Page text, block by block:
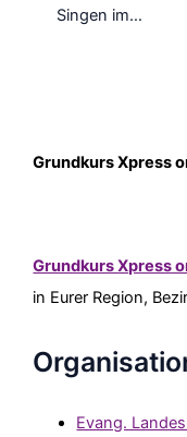
Singen im…
Grundkurs Xpress
Grundkurs Xpress
in Eurer Region,
Evang.